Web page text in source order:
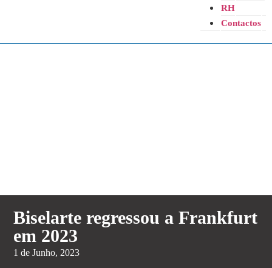
RH
Contactos
Biselarte regressou a Frankfurt
em 2023
1 de Junho, 2023